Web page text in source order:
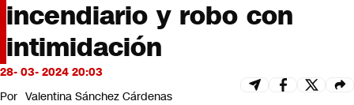
CNN tiempo
Futuro 360
Opinión
incendiario y robo con
intimidación
28- 03- 2024 20:03
Por Valentina Sánchez Cárdenas